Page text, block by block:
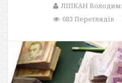
ЛІПКАН
683 Переглядів